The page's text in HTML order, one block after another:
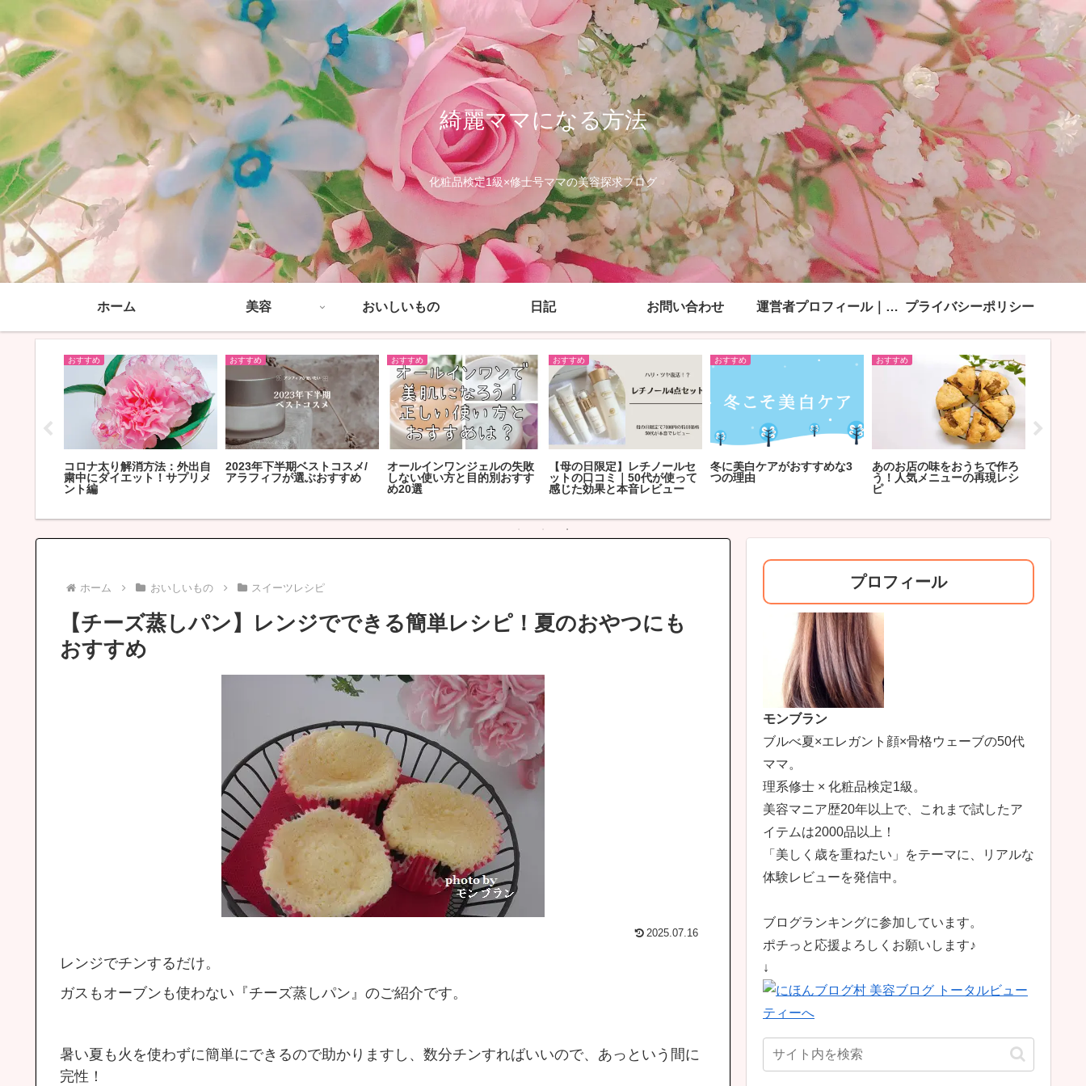
綺麗ママになる方法
化粧品検定1級×修士号ママの美容探求ブログ
ホーム 美容 おいしいもの 日記 お問い合わせ 運営者プロフィール｜「綺麗ママになる方法」モンブラン プライバシーポリシー
おすすめ
コロナ太り解消方法：外出自
粛中にダイエット！サプリメ
ント編
おすすめ
2023年下半期ベストコスメ/
アラフィフが選ぶおすすめ
おすすめ
オールインワンジェルの失敗
しない使い方と目的別おすす
め20選
おすすめ
【母の日限定】レチノールセ
ットの口コミ｜50代が使って
感じた効果と本音レビュー
おすすめ
冬に美白ケアがおすすめな3
つの理由
おすすめ
あのお店の味をおうちで作ろ
う！人気メニューの再現レシ
ピ
ホーム おいしいもの スイーツレシピ
【チーズ蒸しパン】レンジでできる簡単レシピ！夏のおやつにも
おすすめ
2025.07.16
レンジでチンするだけ。
ガスもオーブンも使わない『チーズ蒸しパン』のご紹介です。
暑い夏も火を使わずに簡単にできるので助かりますし、数分チンすればいいので、あっという間に
完性！
プロフィール
モンブラン
ブルべ夏×エレガント顔×骨格ウェーブの50代
ママ。
理系修士 × 化粧品検定1級。
美容マニア歴20年以上で、これまで試したア
イテムは2000品以上！
「美しく歳を重ねたい」をテーマに、リアルな
体験レビューを発信中。
ブログランキングに参加しています。
ポチっと応援よろしくお願いします♪
↓